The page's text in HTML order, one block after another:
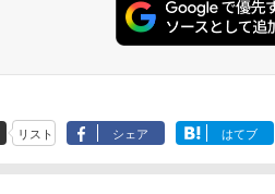
リスト シェア はてブ